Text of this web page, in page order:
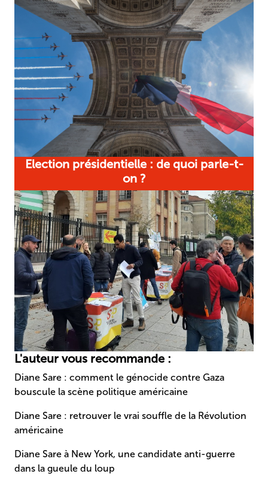
Election présidentielle : de quoi parle-t-
on ?
L'auteur vous recommande :
Diane Sare : comment le génocide contre Gaza
bouscule la scène politique américaine
Diane Sare : retrouver le vrai souffle de la Révolution
américaine
Diane Sare à New York, une candidate anti-guerre
dans la gueule du loup